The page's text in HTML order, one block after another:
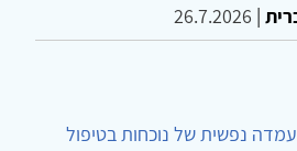
|
26.7.2026
נפשית של נוכחות בטיפול